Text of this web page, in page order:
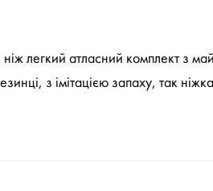
легкий атласний комплект з
з імітацією запаху, так